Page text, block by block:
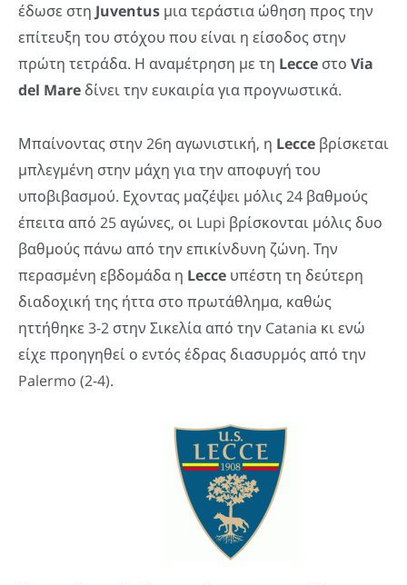
έδωσε στη Juventus μια τεράστια ώθηση προς την
επίτευξη του στόχου που είναι η είσοδος στην
πρώτη τετράδα. Η αναμέτρηση με τη Lecce στο Via
del Mare δίνει την ευκαιρία για προγνωστικά.
Μπαίνοντας στην 26η αγωνιστική, η Lecce βρίσκεται
μπλεγμένη στην μάχη για την αποφυγή του
υποβιβασμού. Εχοντας μαζέψει μόλις 24 βαθμούς
έπειτα από 25 αγώνες, οι Lupi βρίσκονται μόλις δυο
βαθμούς πάνω από την επικίνδυνη ζώνη. Την
περασμένη εβδομάδα η Lecce υπέστη τη δεύτερη
διαδοχική της ήττα στο πρωτάθλημα, καθώς
ηττήθηκε 3-2 στην Σικελία από την Catania κι ενώ
είχε προηγηθεί ο εντός έδρας διασυρμός από την
Palermo (2-4).